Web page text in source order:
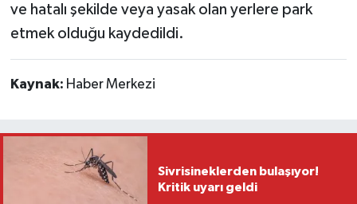
ve hatalı şekilde veya yasak olan yerlere park
etmek olduğu kaydedildi.
Kaynak: Haber Merkezi
Sivrisineklerden bulaşıyor!
Kritik uyarı geldi